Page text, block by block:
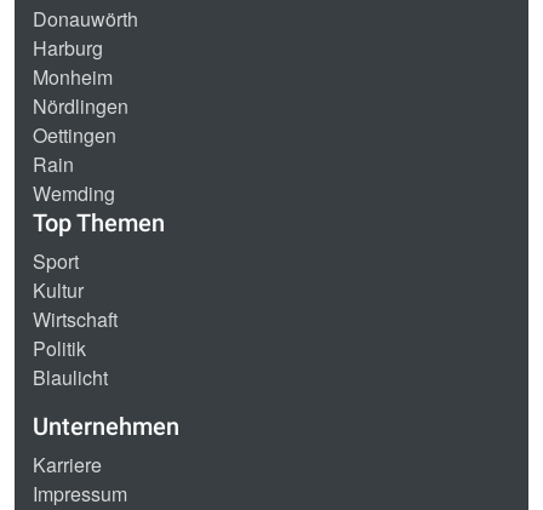
Donauwörth
Harburg
Monheim
Nördlingen
Oettingen
Rain
Wemding
Top Themen
Sport
Kultur
Wirtschaft
Politik
Blaulicht
Unternehmen
Karriere
Impressum